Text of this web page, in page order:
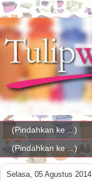
Selasa, 05 Agustus 2014